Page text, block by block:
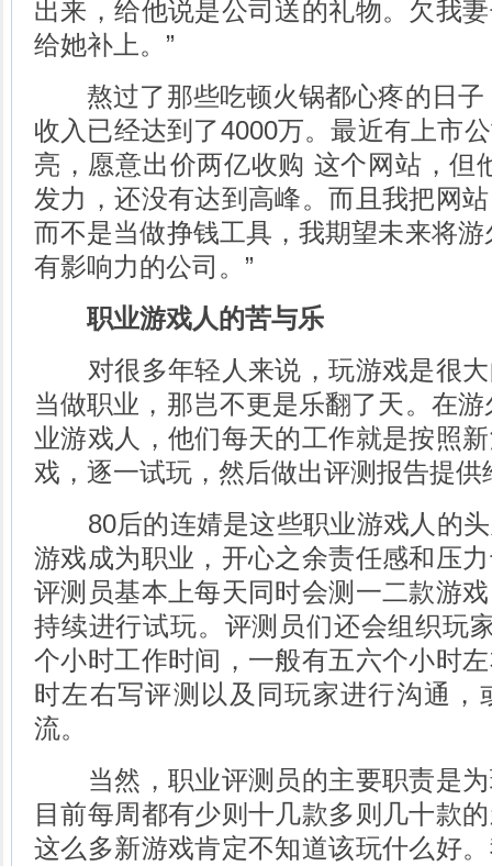
出来，给他说是公司送的礼物。欠我
给她补上。”
熬过了那些吃顿火锅都心疼的日子
收入已经达到了4000万。最近有上市
亮，愿意出价两亿收购 这个网站，但
发力，还没有达到高峰。而且我把网
而不是当做挣钱工具，我期望未来将
有影响力的公司。”
职业游戏人的苦与乐
对很多年轻人来说，玩游戏是很大
当做职业，那岂不更是乐翻了天。在
业游戏人，他们每天的工作就是按照
戏，逐一试玩，然后做出评测报告提供
80后的连婧是这些职业游戏人的头
游戏成为职业，开心之余责任感和压
评测员基本上每天同时会测一二款游
持续进行试玩。评测员们还会组织玩
个小时工作时间，一般有五六个小时
时左右写评测以及同玩家进行沟通，
流。
当然，职业评测员的主要职责是为
目前每周都有少则十几款多则几十款
这么多新游戏肯定不知道该玩什么好